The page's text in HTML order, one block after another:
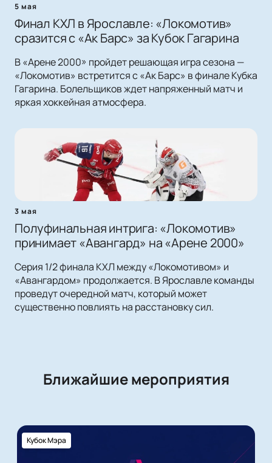
5 мая
Финал КХЛ в Ярославле: «Локомотив»
сразится с «Ак Барс» за Кубок Гагарина
В «Арене 2000» пройдет решающая игра сезона —
«Локомотив» встретится с «Ак Барс» в финале Кубка
Гагарина. Болельщиков ждет напряженный матч и
яркая хоккейная атмосфера.
3 мая
Полуфинальная интрига: «Локомотив»
принимает «Авангард» на «Арене 2000»
Серия 1/2 финала КХЛ между «Локомотивом» и
«Авангардом» продолжается. В Ярославле команды
проведут очередной матч, который может
существенно повлиять на расстановку сил.
Ближайшие мероприятия
Кубок Мэра